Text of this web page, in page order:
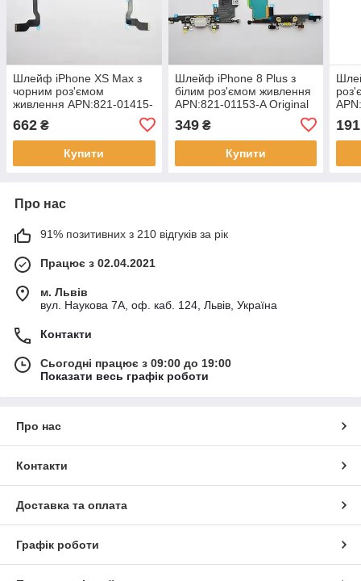
Шлейф iPhone XS Max з
чорним роз'ємом
живлення APN:821-01415-
662 ₴
Купити
Шлейф iPhone 8 Plus з
білим роз'ємом живлення
APN:821-01153-A Original
349₴
Купити
191
Про нас
91% позитивних з 210 відгуків за рік
Працює з 02.04.2021
м. Львів
вул. Наукова 7А, оф. каб. 124, Львів, Україна
Контакти
Сьогодні працює з 09:00 до 19:00
Показати весь графік роботи
Про нас
Контакти
Доставка та оплата
Графік роботи